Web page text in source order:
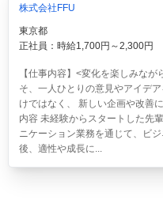
株式会社FFU
東京都
正社員：時給1,700円～2,300円
【仕事内容】<変化を楽しみな
そ、一人ひとりの意見やアイデ
けではなく、 新しい企画や改善
内容 未経験からスタートした先
ニケーション業務を通じて、ビ
後、適性や成長に...